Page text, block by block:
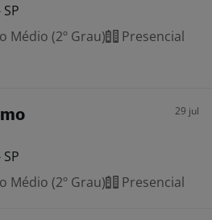
Médio (2º Grau)
Presencial
29 jul
Médio (2º Grau) Presencial